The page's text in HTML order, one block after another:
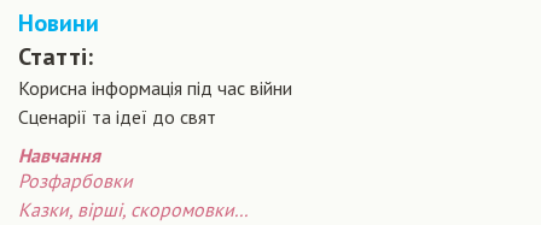
Новини
Статті:
Корисна інформація під час війни
Сценарiї та iдеї до свят
Навчання
Розфарбовки
Казки, вірші, скоромовки...